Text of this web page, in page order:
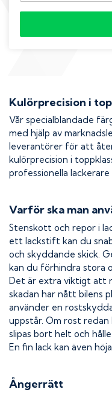
Kulörprecision i
Vår specialblandade
med hjälp av
leverantörer för att
kulörprecision i
professionella
Varför ska man
Stenskott och repor i
ett lackstift kan du
och skyddande skick.
kan du förhindra stora
Det är extra viktigt att
skadan har nått bilens
använder en
uppstår. Om rost
slipas bort helt och
En fin lack kan även
Ångerrätt